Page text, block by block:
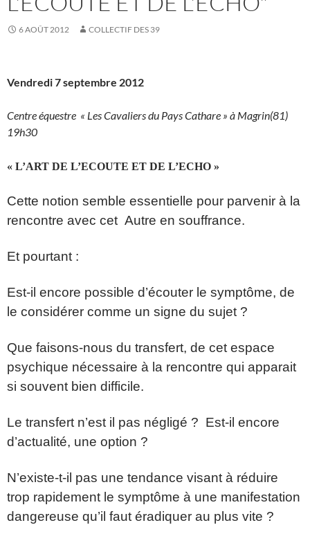
6 AOÛT 2012 COLLECTIF DES 39
Vendredi 7 septembre 2012
Centre équestre « Les Cavaliers du Pays Cathare » à Magrin(81)
19h30
« L’ART DE L’ECOUTE ET DE L’ECHO »
Cette notion semble essentielle pour parvenir à la
rencontre avec cet Autre en souffrance.
Et pourtant :
Est-il encore possible d’écouter le symptôme, de
le considérer comme un signe du sujet ?
Que faisons-nous du transfert, de cet espace
psychique nécessaire à la rencontre qui apparait
si souvent bien difficile.
Le transfert n’est il pas négligé ? Est-il encore
d’actualité, une option ?
N’existe-t-il pas une tendance visant à réduire
trop rapidement le symptôme à une manifestation
dangereuse qu’il faut éradiquer au plus vite ?